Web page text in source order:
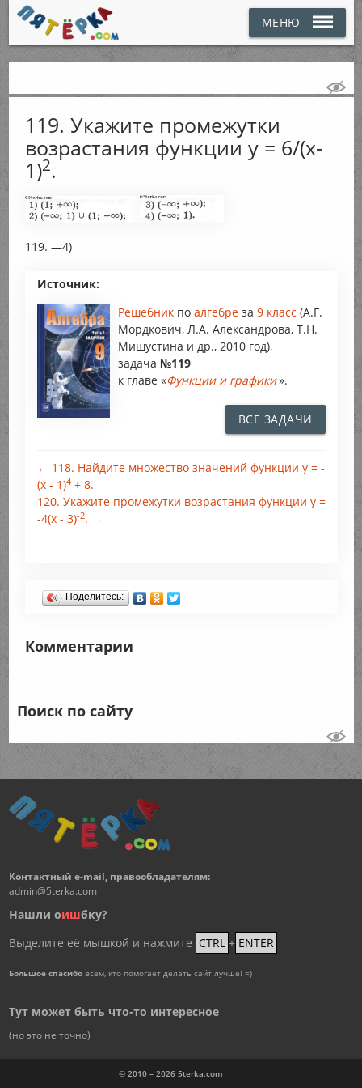
МЕНЮ
119. Укажите промежутки
возрастания функции y = 6/(x-
1)2.
119. —4)
Источник:
Решебник по алгебре за 9 класс (А.Г.
Мордкович, Л.А. Александрова, Т.Н.
Мишустина и др., 2010 год),
задача №119
к главе «Функции и графики».
ВСЕ ЗАДАЧИ
← 118. Найдите множество значений функции у = -
(x - 1)4+ 8.
120. Укажите промежутки возрастания функции у =
-4(х - 3)-2. →
Поделитесь:
Комментарии
Поиск по сайту
Контактный e-mail, правообладателям:
admin@5terka.com
Нашли оишбку?
Выделите её мышкой и нажмите CTRL + ENTER
Большое спасибовсем, кто помогает делать сайт лучше! =)
Тут может быть что-то интересное
(но это не точно)
© 2010 – 2026 5terka.com